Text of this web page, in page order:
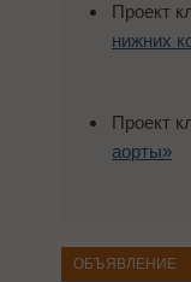
Проект
нижних
Проект
аорты»
ОБЪЯВЛЕНИЕ